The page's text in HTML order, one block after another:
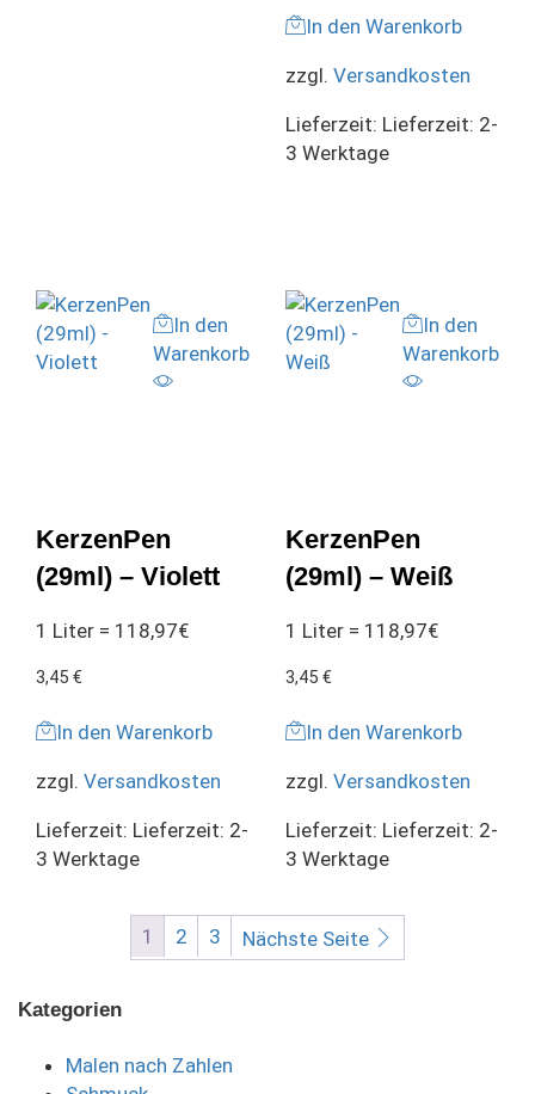
In den Warenkorb
zzgl. Versandkosten
Lieferzeit: Lieferzeit: 2-
3 Werktage
In den
Warenkorb
KerzenPen
(29ml) – Violett
1 Liter = 118,97€
3,45 €
In den Warenkorb
zzgl. Versandkosten
Lieferzeit: Lieferzeit: 2-
3 Werktage
In den
Warenkorb
KerzenPen
(29ml) – Weiß
1 Liter = 118,97€
3,45 €
In den Warenkorb
zzgl. Versandkosten
Lieferzeit: Lieferzeit: 2-
3 Werktage
1 2 3 Nächste Seite
Kategorien
Malen nach Zahlen